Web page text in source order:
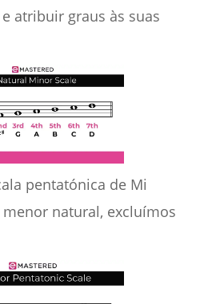
atribuir graus às suas
pentatónica de Mi
natural, excluímos